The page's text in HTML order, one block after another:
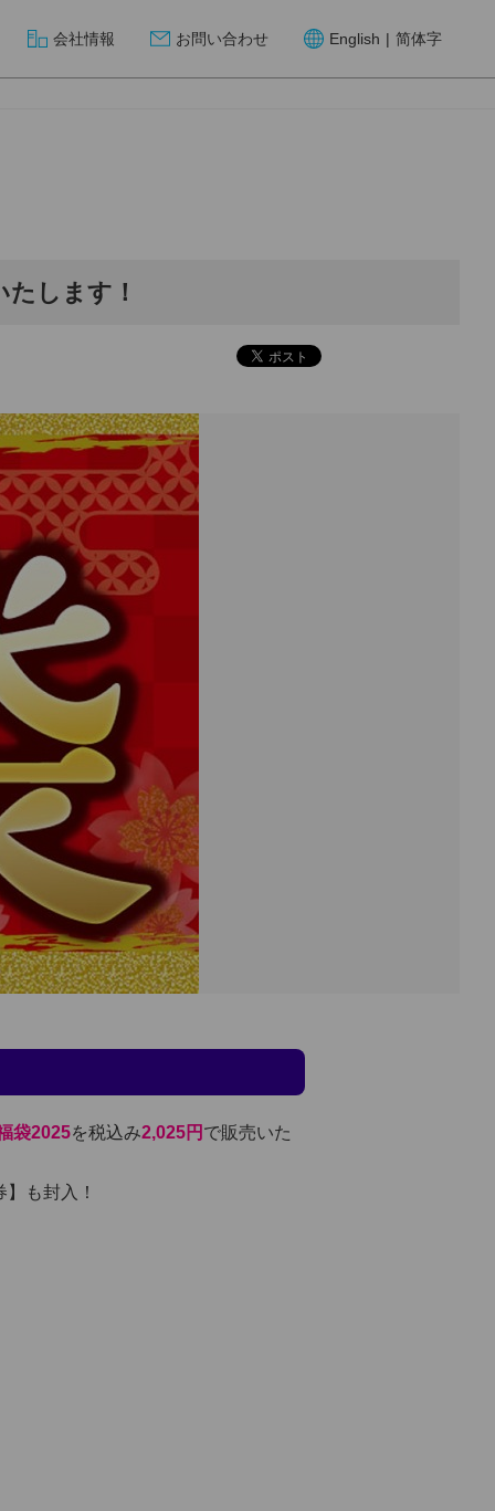
会社情報 お問い合わせ English | 简体字
します！
袋2025を税込み2,025円 で販売いた
も封入！